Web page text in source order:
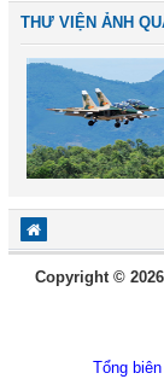
THƯ VIỆN ẢNH
Copyright ©
Tổng